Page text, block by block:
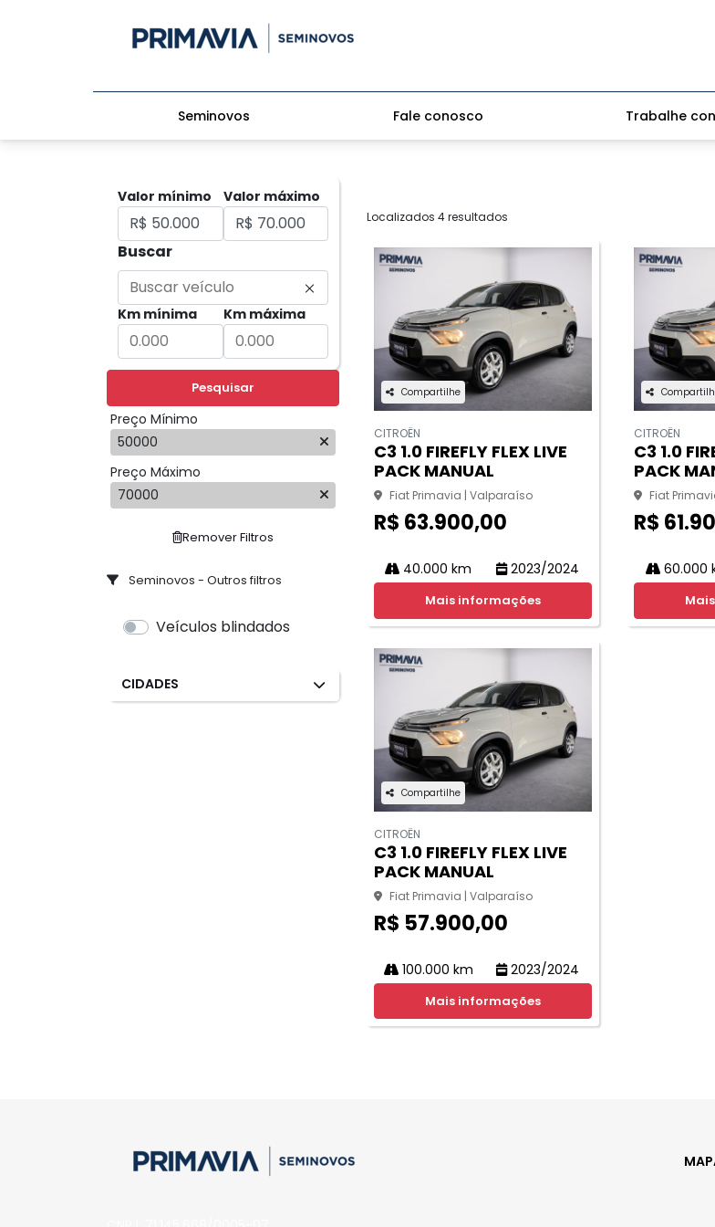
Seminovos Fale conosco Trabalhe
Valor mínimo Valor máximo
Buscar
Km mínima Km máxima
Pesquisar
Preço Mínimo
50000
Preço Máximo
70000
Remover Filtros
Seminovos - Outros filtros
Veículos blindados
CIDADES
Localizados 4 resultados
Compartilhe
CITROËN
C3 1.0 FIREFLY FLEX LIVE
PACK MANUAL
Fiat Primavia | Valparaíso
R$ 63.900,00
40.000 km 2023/2024
Mais informações
CITROËN
C3 1.0
PACK
Fiat
R$
60.000
Compartilhe
CITROËN
C3 1.0 FIREFLY FLEX LIVE
PACK MANUAL
Fiat Primavia | Valparaíso
R$ 57.900,00
100.000 km 2023/2024
Mais informações